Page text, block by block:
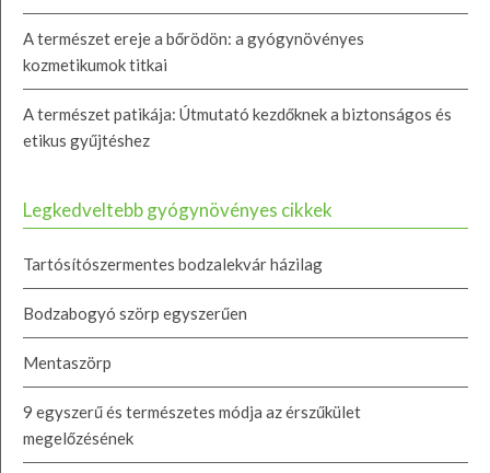
A természet ereje a bőrödön: a gyógynövényes
kozmetikumok titkai
A természet patikája: Útmutató kezdőknek a biztonságos és
etikus gyűjtéshez
Legkedveltebb gyógynövényes cikkek
Tartósítószermentes bodzalekvár házilag
Bodzabogyó szörp egyszerűen
Mentaszörp
9 egyszerű és természetes módja az érszűkület
megelőzésének